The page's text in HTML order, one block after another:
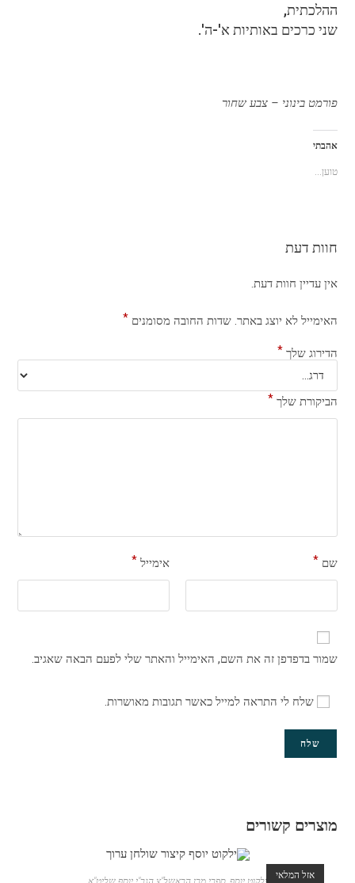
ההלכתית,
שני כרכים באותיות א'-ה'.
פורמט בינוני – צבע שחור
אהבתי
טוען...
חוות דעת
אין עדיין חוות דעת.
האימייל לא יוצג באתר. שדות החובה מסומנים *
הדירוג שלך *
הביקורת שלך *
שם * אימייל *
שמור בדפדפן זה את השם, האימייל והאתר שלי לפעם הבאה שאגיב.
שלח לי התראה למייל כאשר תגובות מאושרות.
מוצרים קשורים
אזל המלאי